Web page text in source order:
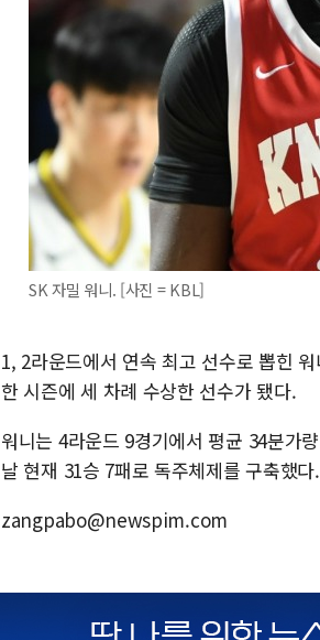
SK 자밀 워니. [사진 = KBL]
1, 2라운드에서 연속 최고 선수로 뽑힌
한 시즌에 세 차례 수상한 선수가 됐다.
워니는 4라운드 9경기에서 평균 34분가
날 현재 31승 7패로 독주체제를 구축했
zangpabo@newspim.com